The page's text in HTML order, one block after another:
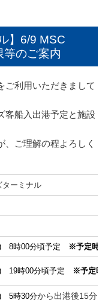
】6/9 MSC
のご案内
ご利用いただきまして
客船入出港予定と施設
、ご理解の程よろしく
ターミナル
) 8時00分頃予定 ※予定時
) 19時00分頃予定 ※予定時
) 5時30分から出港後15分